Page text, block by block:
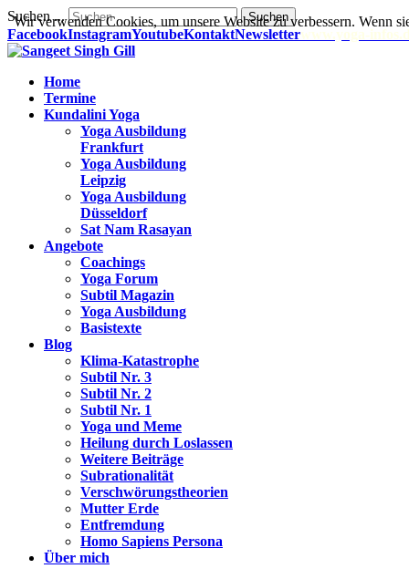
Suchen ... Suchen
FacebookInstagramYoutubeKontaktNewsletterwww.yoga-
Home
Termine
Kundalini Yoga
Yoga Ausbildung
Frankfurt
Yoga Ausbildung
Leipzig
Yoga Ausbildung
Düsseldorf
Sat Nam Rasayan
Angebote
Coachings
Yoga Forum
Subtil Magazin
Yoga Ausbildung
Basistexte
Blog
Klima-Katastrophe
Subtil Nr. 3
Subtil Nr. 2
Subtil Nr. 1
Yoga und Meme
Heilung durch Loslassen
Weitere Beiträge
Subrationalität
Verschwörungstheorien
Mutter Erde
Entfremdung
Homo Sapiens Persona
Über mich
Wir verwenden Cookies, um unsere Website zu verbessern. Wenn